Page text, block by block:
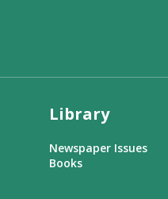
Library
Newspaper Issues
Books